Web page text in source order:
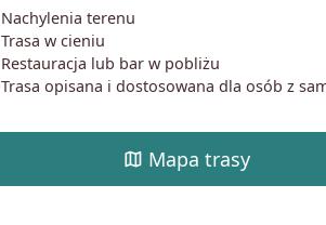
Nachylenia terenu
Trasa w cieniu
Restauracja lub bar w pobliżu
Trasa opisana i dostosowana dla osób z
map Mapa trasy